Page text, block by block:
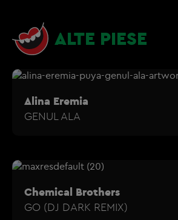
ALTE PIESE
Alina Eremia
GENUL ALA
Chemical Brothers
GO (DJ DARK REMIX)